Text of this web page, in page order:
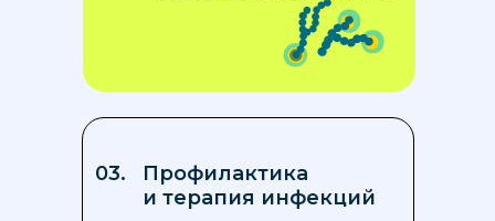
Профилактика
и терапия инфекций
03.